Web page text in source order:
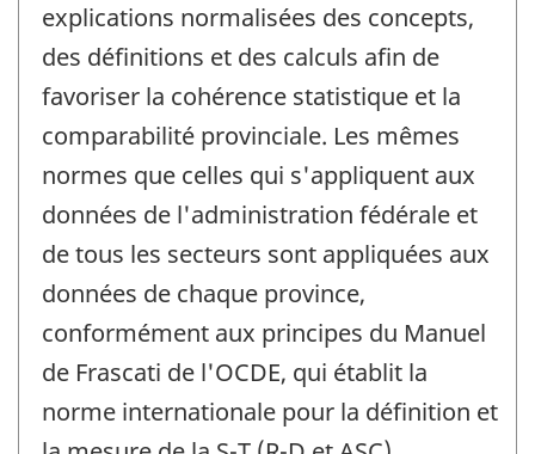
explications normalisées des concepts,
des définitions et des calculs afin de
favoriser la cohérence statistique et la
comparabilité provinciale. Les mêmes
normes que celles qui s'appliquent aux
données de l'administration fédérale et
de tous les secteurs sont appliquées aux
données de chaque province,
conformément aux principes du Manuel
de Frascati de l'OCDE, qui établit la
norme internationale pour la définition et